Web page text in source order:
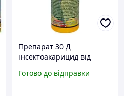
Препарат 30 Д
інсектоакарицид від
мл
Готово до відправки